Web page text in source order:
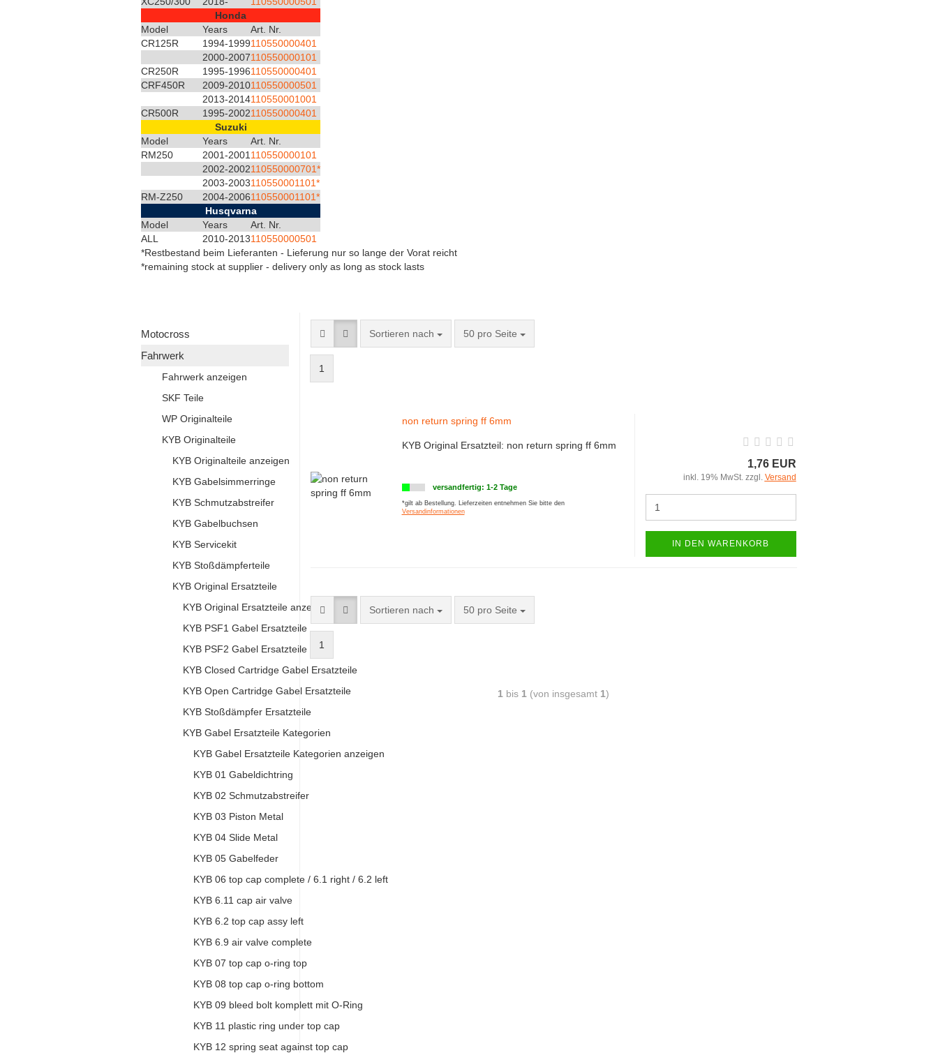
Honda
Model
Years
Art. Nr.
CR125R
1994-1999110550000401
2000-2007110550000101
CR250R
1995-1996110550000401
CRF450R
2009-2010110550000501
2013-2014110550001001
CR500R
1995-2002110550000401
Suzuki
Model
Years
Art. Nr.
RM250
2001-2001110550000101
2002-2002110550000701*
2003-2003110550001101*
RM-Z250
2004-2006110550001101*
Husqvarna
Model
Years
Art. Nr.
ALL
2010-2013110550000501
*Restbestand beim Lieferanten - Lieferung nur so lange der Vorat reicht
*remaining stock at supplier - delivery only as long as stock lasts
Motocross
Fahrwerk
Fahrwerk anzeigen
SKF Teile
WP Originalteile
KYB Originalteile
KYB Originalteile anzeigen
KYB Gabelsimmerringe
KYB Schmutzabstreifer
KYB Gabelbuchsen
KYB Servicekit
KYB Stoßdämpferteile
KYB Original Ersatzteile
KYB Original Ersatzteile anzeigen
KYB PSF1 Gabel Ersatzteile
KYB PSF2 Gabel Ersatzteile
KYB Closed Cartridge Gabel Ersatzteile
KYB Open Cartridge Gabel Ersatzteile
KYB Stoßdämpfer Ersatzteile
KYB Gabel Ersatzteile Kategorien
KYB Gabel Ersatzteile Kategorien anzeigen
KYB 01 Gabeldichtring
KYB 02 Schmutzabstreifer
KYB 03 Piston Metal
KYB 04 Slide Metal
KYB 05 Gabelfeder
KYB 06 top cap complete / 6.1 right / 6.2 left
KYB 6.11 cap air valve
KYB 6.2 top cap assy left
KYB 6.9 air valve complete
KYB 07 top cap o-ring top
KYB 08 top cap o-ring bottom
KYB 09 bleed bolt komplett mit O-Ring
KYB 11 plastic ring under top cap
KYB 12 spring seat against top cap
Sortieren nach 50 pro Seite
1
non return spring ff 6mm
KYB Original Ersatzteil: non return spring ff 6mm
versandfertig: 1-2 Tage
*gilt ab Bestellung. Lieferzeiten entnehmen Sie bitte den
Versandinformationen
1,76 EUR
inkl. 19% MwSt. zzgl. Versand
IN DEN WARENKORB
Sortieren nach 50 pro Seite
1
1 bis 1 (von insgesamt 1)